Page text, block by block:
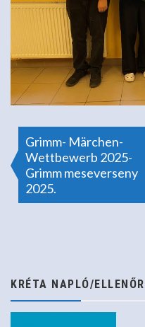
Bejegyzés
navigáció
Grimm- Märchen-
Wettbewerb 2025-
Grimm meseverseny
2025.
KRÉTA NAPLÓ/